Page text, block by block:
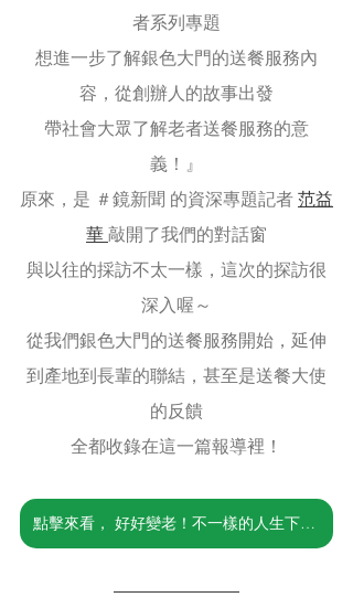
者系列專題
想進一步了解銀色大門的送餐服務內
容，從創辦人的故事出發
帶社會大眾了解老者送餐服務的意
義！』
原來，是 ＃鏡新聞 的資深專題記者 范益
華 敲開了我們的對話窗
與以往的採訪不太一樣，這次的探訪很
深入喔～
從我們銀色大門的送餐服務開始，延伸
到產地到長輩的聯結，甚至是送餐大使
的反饋
全都收錄在這一篇報導裡！
點擊來看， 好好變老！不一樣的人生下半場